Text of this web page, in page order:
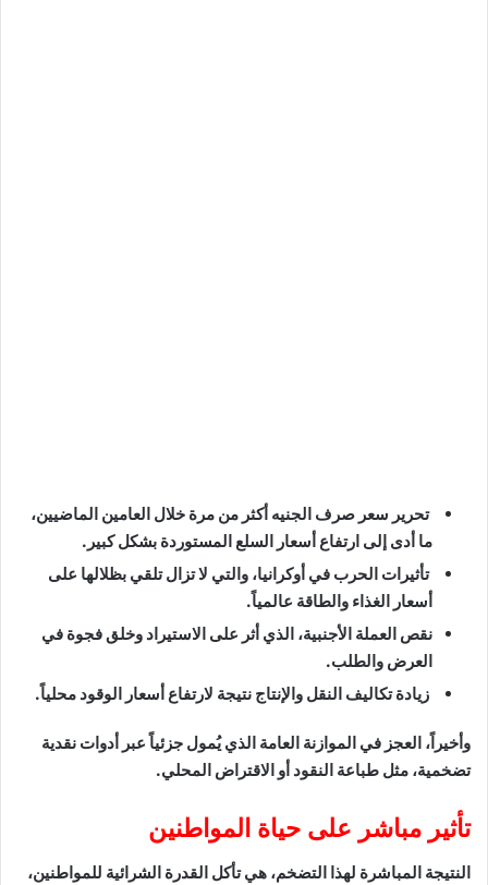
تحرير سعر صرف الجنيه أكثر من مرة خلال العامين الماضيين،
ما أدى إلى ارتفاع أسعار السلع المستوردة بشكل كبير.
تأثيرات الحرب في أوكرانيا، والتي لا تزال تلقي بظلالها على
أسعار الغذاء والطاقة عالمياً.
نقص العملة الأجنبية، الذي أثر على الاستيراد وخلق فجوة في
العرض والطلب.
زيادة تكاليف النقل والإنتاج نتيجة لارتفاع أسعار الوقود محلياً.
وأخيراً، العجز في الموازنة العامة الذي يُمول جزئياً عبر أدوات نقدية
تضخمية، مثل طباعة النقود أو الاقتراض المحلي.
تأثير مباشر على حياة المواطنين
النتيجة المباشرة لهذا التضخم، هي تأكل القدرة الشرائية للمواطنين،